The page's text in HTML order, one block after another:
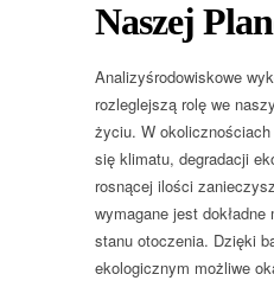
Naszej
Analizyśrodowiskowe
rozleglejszą rolę we
życiu. W
się klimatu, degradacji
rosnącej ilości
wymagane jest dokładne
stanu otoczenia. Dzięki
ekologicznym możliwe